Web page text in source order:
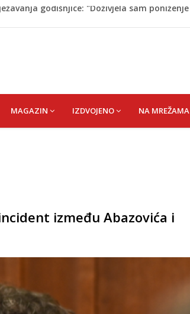
već mjesec nije izvezla naftu u SAD
Wwin lige
godišnjice: "Doživjela sam poniženje
MAGAZIN IZDVOJENO NA MREŽAMA
između Abazovića i